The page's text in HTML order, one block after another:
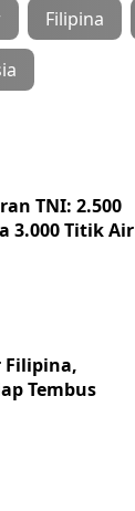
Filipina
TNI: 2.500
3.000 Titik Air
Filipina,
Tembus